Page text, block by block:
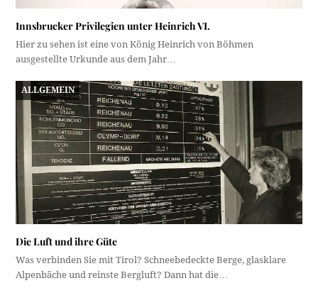
Innsbrucker Privilegien unter Heinrich VI.
Hier zu sehen ist eine von König Heinrich von Böhmen
ausgestellte Urkunde aus dem Jahr…
ALLGEMEIN
Die Luft und ihre Güte
Was verbinden Sie mit Tirol? Schneebedeckte Berge, glasklare
Alpenbäche und reinste Bergluft? Dann hat die…